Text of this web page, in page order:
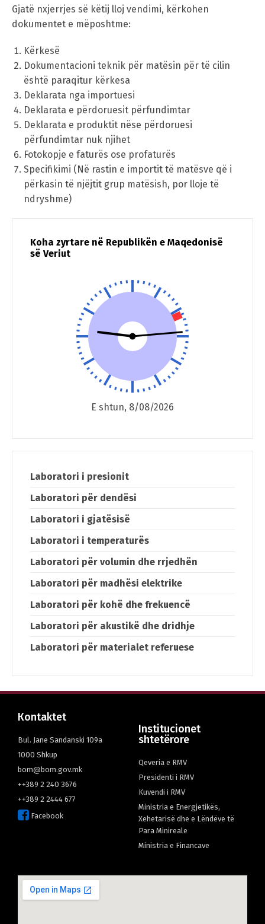
Gjatë nxjerrjes së këtij lloj vendimi, kërkohen
dokumentet e mëposhtme:
Kërkesë
Dokumentacioni teknik për matësin për të cilin
është paraqitur kërkesa
Deklarata nga importuesi
Deklarata e përdoruesit përfundimtar
Deklarata e produktit nëse përdoruesi
përfundimtar nuk njihet
Fotokopje e faturës ose profaturës
Specifikimi (Në rastin e importit të matësve që i
përkasin të njëjtit grup matësish, por lloje të
ndryshme)
Koha zyrtare në Republikën e Maqedonisë
së Veriut
E shtun, 8/08/2026
Laboratori i presionit
Laboratori për dendësi
Laboratori i gjatësisë
Laboratori i temperaturës
Laboratori për volumin dhe rrjedhën
Laboratori për madhësi elektrike
Laboratori për kohë dhe frekuencë
Laboratori për akustikë dhe dridhje
Laboratori për materialet referuese
Кontaktet
Bul. Jane Sandanski 109а
1000 Shkup
bom@bom.gov.mk
++389 2 240 3676
++389 2 2444 677
Facebook
Institucionet
shtetërore
Qeveria e RMV
Presidenti i RMV
Kuvendi i RMV
Ministria e Energjetikës,
Xehetarisë dhe e Lëndëve të
Para Minireale
Мinistria e Financave
Switch The Language